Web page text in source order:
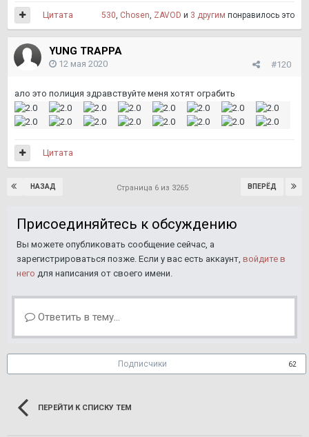
530, Chosen, ZAVOD и 3 другим понравилось это
Цитата
YUNG TRAPPA
#120
12 мая 2020
ало это полиция здравствуйте меня хотят ограбить
Цитата
НАЗАД ВПЕРЁД
Страница 6 из 3265
Присоединяйтесь к обсуждению
Вы можете опубликовать сообщение сейчас, а
зарегистрироваться позже. Если у вас есть аккаунт, войдите в
него для написания от своего имени.
Ответить в тему...
Подписчики 62
ПЕРЕЙТИ К СПИСКУ ТЕМ